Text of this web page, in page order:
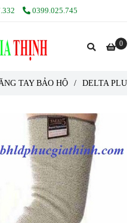
0399.025.745
0
TAY BẢO HỘ / DELTA PLUS